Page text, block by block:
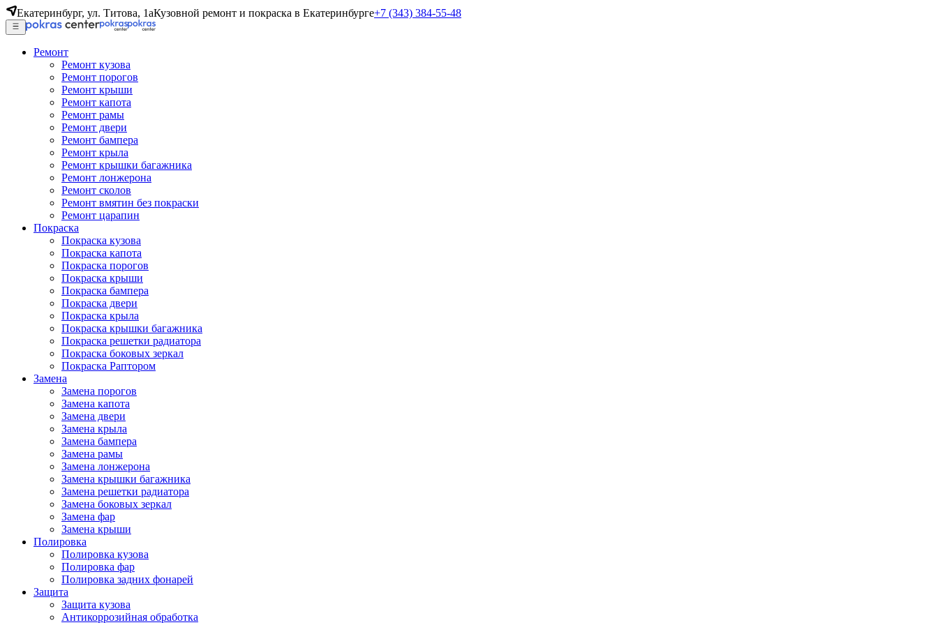
Екатеринбург, ул. Титова, 1аКузовной ремонт и покраска в Екатеринбурге+7 (343) 384-55-48
Ремонт
Ремонт кузова
Ремонт порогов
Ремонт крыши
Ремонт капота
Ремонт рамы
Ремонт двери
Ремонт бампера
Ремонт крыла
Ремонт крышки багажника
Ремонт лонжерона
Ремонт сколов
Ремонт вмятин без покраски
Ремонт царапин
Покраска
Покраска кузова
Покраска капота
Покраска порогов
Покраска крыши
Покраска бампера
Покраска двери
Покраска крыла
Покраска крышки багажника
Покраска решетки радиатора
Покраска боковых зеркал
Покраска Раптором
Замена
Замена порогов
Замена капота
Замена двери
Замена крыла
Замена бампера
Замена рамы
Замена лонжерона
Замена крышки багажника
Замена решетки радиатора
Замена боковых зеркал
Замена фар
Замена крыши
Полировка
Полировка кузова
Полировка фар
Полировка задних фонарей
Защита
Защита кузова
Антикоррозийная обработка